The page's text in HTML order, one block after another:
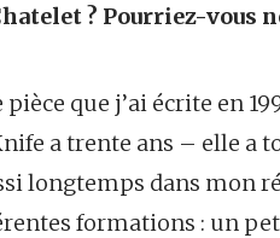
? Pourriez-vous
pièce que j’ai écrite en
a trente ans – elle a
longtemps dans mon
formations : un